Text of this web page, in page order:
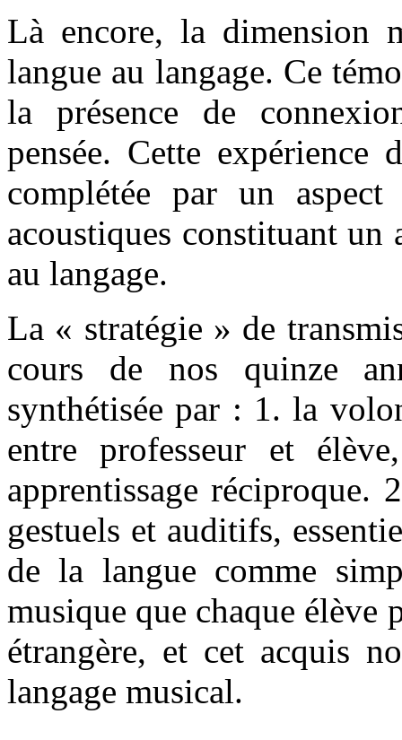
Là encore, la dimension
langue au langage. Ce
la présence de
pensée. Cette
complétée par un
acoustiques constituant un
au langage.
La « stratégie » de
cours de nos quinze
synthétisée par : 1. la
entre professeur et
apprentissage réciproque.
gestuels et auditifs,
de la langue comme
musique que chaque élève
étrangère, et cet acquis
langage musical.